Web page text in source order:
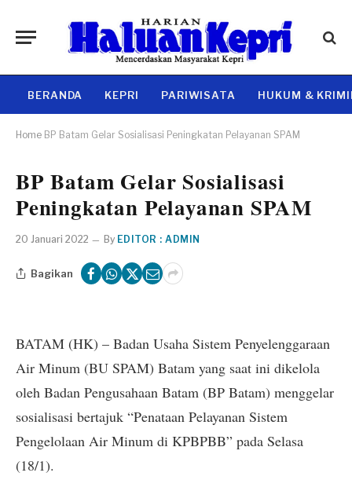
BERANDA KEPRI PARIWISATA HUKUM &
Home BP Batam Gelar Sosialisasi Peningkatan Pelayanan SPAM
BP Batam Gelar Sosialisasi
Peningkatan Pelayanan SPAM
20 Januari 2022 By EDITOR : ADMIN
Bagikan
BATAM (HK) – Badan Usaha Sistem Penyelenggaraan
Air Minum (BU SPAM) Batam yang saat ini dikelola
oleh Badan Pengusahaan Batam (BP Batam) menggelar
sosialisasi bertajuk “Penataan Pelayanan Sistem
Pengelolaan Air Minum di KPBPBB” pada Selasa
(18/1).